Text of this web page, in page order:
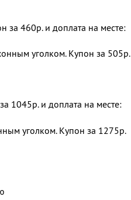
за 460р. и доплата на месте:
уголком. Купон за 505р.
1045р. и доплата на месте:
уголком. Купон за 1275р.